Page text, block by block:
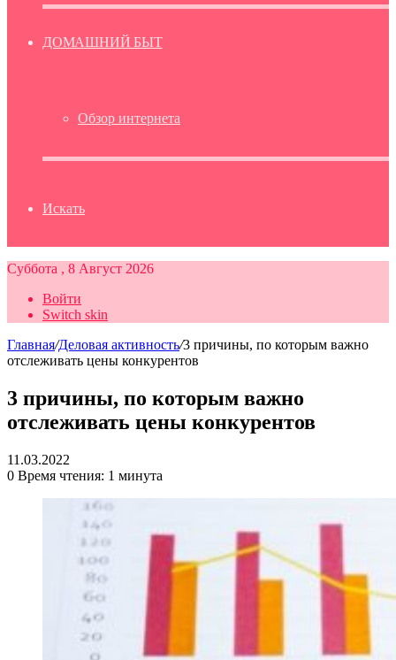
ДОМАШНИЙ БЫТ
Обзор интернета
Искать
Суббота , 8 Август 2026
Войти
Switch skin
Главная/Деловая активность/3 причины, по которым важно
отслеживать цены конкурентов
3 причины, по которым важно
отслеживать цены конкурентов
11.03.2022
0 Время чтения: 1 минута